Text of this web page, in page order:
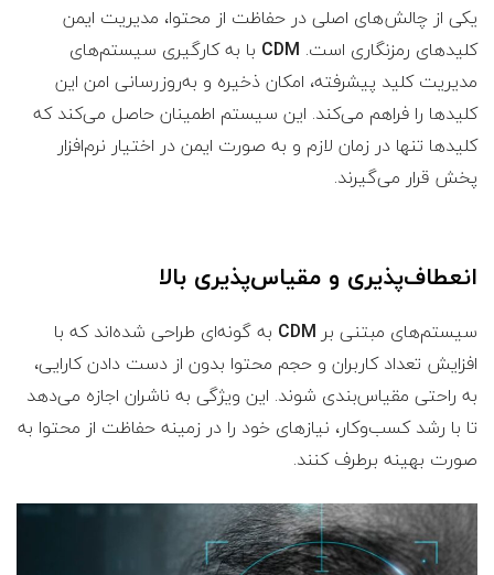
یکی از چالش‌های اصلی در حفاظت از محتوا، مدیریت ایمن
کلیدهای رمزنگاری است. CDM با به کارگیری سیستم‌های
مدیریت کلید پیشرفته، امکان ذخیره و به‌روزرسانی امن این
کلیدها را فراهم می‌کند. این سیستم اطمینان حاصل می‌کند که
کلیدها تنها در زمان لازم و به صورت ایمن در اختیار نرم‌افزار
پخش قرار می‌گیرند.
انعطاف‌پذیری و مقیاس‌پذیری بالا
سیستم‌های مبتنی بر CDM به گونه‌ای طراحی شده‌اند که با
افزایش تعداد کاربران و حجم محتوا بدون از دست دادن کارایی،
به راحتی مقیاس‌بندی شوند. این ویژگی به ناشران اجازه می‌دهد
تا با رشد کسب‌وکار، نیازهای خود را در زمینه حفاظت از محتوا به
صورت بهینه برطرف کنند.